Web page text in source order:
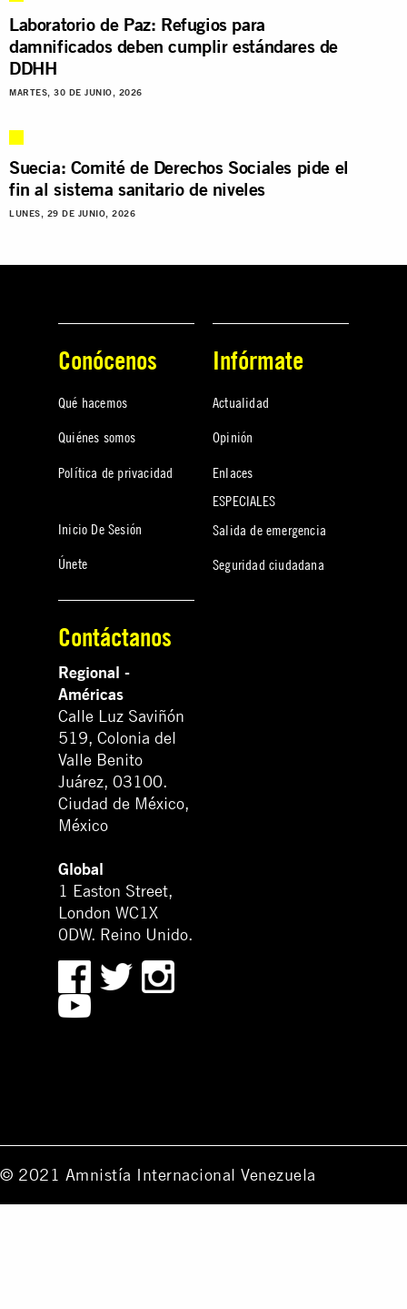
Laboratorio de Paz: Refugios para
damnificados deben cumplir estándares de
DDHH
MARTES, 30 DE JUNIO, 2026
Suecia: Comité de Derechos Sociales pide el
fin al sistema sanitario de niveles
LUNES, 29 DE JUNIO, 2026
Conócenos
Qué hacemos
Quiénes somos
Política de privacidad
Inicio De Sesión
Únete
Infórmate
Actualidad
Opinión
Enlaces
ESPECIALES
Salida de emergencia
Seguridad ciudadana
Contáctanos
Regional -
Américas
Calle Luz Saviñón
519, Colonia del
Valle Benito
Juárez, 03100.
Ciudad de México,
México
Global
1 Easton Street,
London WC1X
0DW. Reino Unido.
© 2021 Amnistía Internacional Venezuela